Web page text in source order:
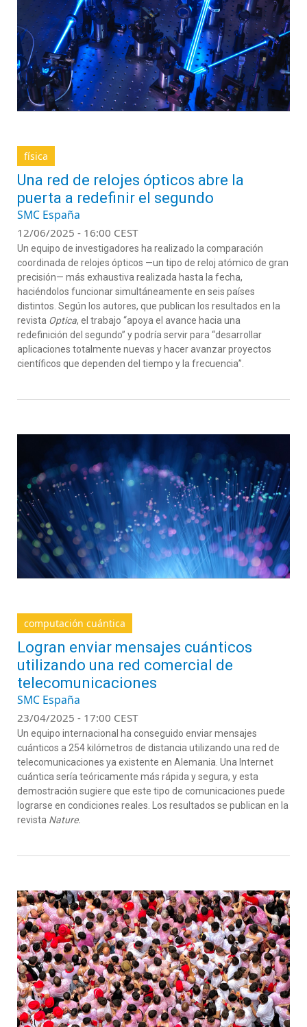
física
Una red de relojes ópticos abre la
puerta a redefinir el segundo
SMC España
12/06/2025 - 16:00 CEST
Un equipo de investigadores ha realizado la comparación
coordinada de relojes ópticos —un tipo de reloj atómico de gran
precisión— más exhaustiva realizada hasta la fecha,
haciéndolos funcionar simultáneamente en seis países
distintos. Según los autores, que publican los resultados en la
revista Optica, el trabajo “apoya el avance hacia una
redefinición del segundo” y podría servir para “desarrollar
aplicaciones totalmente nuevas y hacer avanzar proyectos
científicos que dependen del tiempo y la frecuencia”.
computación cuántica
Logran enviar mensajes cuánticos
utilizando una red comercial de
telecomunicaciones
SMC España
23/04/2025 - 17:00 CEST
Un equipo internacional ha conseguido enviar mensajes
cuánticos a 254 kilómetros de distancia utilizando una red de
telecomunicaciones ya existente en Alemania. Una Internet
cuántica sería teóricamente más rápida y segura, y esta
demostración sugiere que este tipo de comunicaciones puede
lograrse en condiciones reales. Los resultados se publican en la
revista Nature.